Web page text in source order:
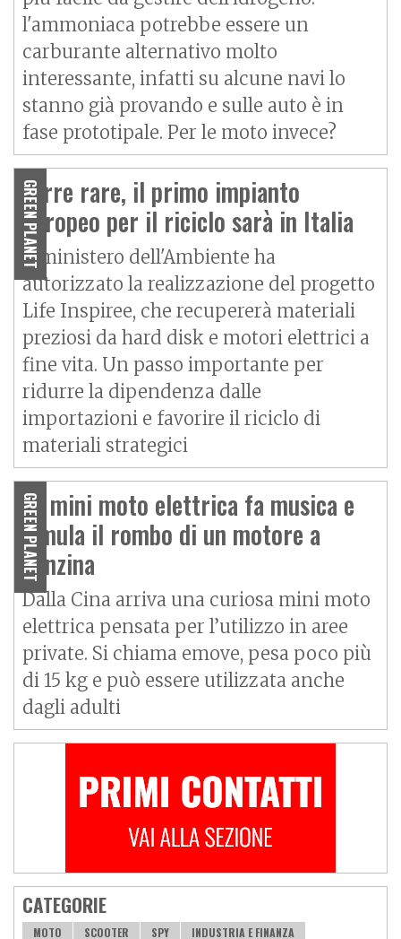
l'ammoniaca potrebbe essere un
carburante alternativo molto
interessante, infatti su alcune navi lo
stanno già provando e sulle auto è in
fase prototipale. Per le moto invece?
GREEN PLANET
Terre rare, il primo impianto
europeo per il riciclo sarà in Italia
Il ministero dell'Ambiente ha
autorizzato la realizzazione del progetto
Life Inspiree, che recupererà materiali
preziosi da hard disk e motori elettrici a
fine vita. Un passo importante per
ridurre la dipendenza dalle
importazioni e favorire il riciclo di
materiali strategici
GREEN PLANET
La mini moto elettrica fa musica e
simula il rombo di un motore a
benzina
Dalla Cina arriva una curiosa mini moto
elettrica pensata per l’utilizzo in aree
private. Si chiama emove, pesa poco più
di 15 kg e può essere utilizzata anche
dagli adulti
CATEGORIE
MOTO SCOOTER SPY INDUSTRIA E FINANZA